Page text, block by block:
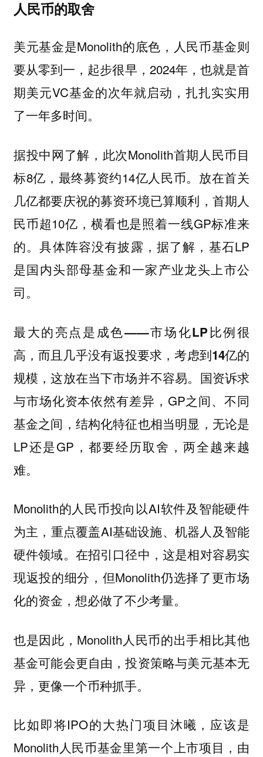
人民币的取舍
美元基金是Monolith的底色，人民币基金则
要从零到一，起步很早，2024年，也就是首
期美元VC基金的次年就启动，扎扎实实用
了一年多时间。
据投中网了解，此次Monolith首期人民币目
标8亿，最终募资约14亿人民币。放在首关
几亿都要庆祝的募资环境已算顺利，首期人
民币超10亿，横看也是照着一线GP标准来
的。具体阵容没有披露，据了解，基石LP
是国内头部母基金和一家产业龙头上市公
司。
最大的亮点是成色——市场化LP比例很
高，而且几乎没有返投要求，考虑到14亿的
规模，这放在当下市场并不容易。 国资诉求
与市场化资本依然有差异，GP之间、不同
基金之间，结构化特征也相当明显，无论是
LP还是GP，都要经历取舍，两全越来越
难。
Monolith的人民币投向以AI软件及智能硬件
为主，重点覆盖AI基础设施、机器人及智能
硬件领域。在招引口径中，这是相对容易实
现返投的细分，但Monolith仍选择了更市场
化的资金，想必做了不少考量。
也是因此，Monolith人民币的出手相比其他
基金可能会更自由，投资策略与美元基本无
异，更像一个币种抓手。
比如即将IPO的大热门项目沐曦，应该是
Monolith人民币基金里第一个上市项目，由